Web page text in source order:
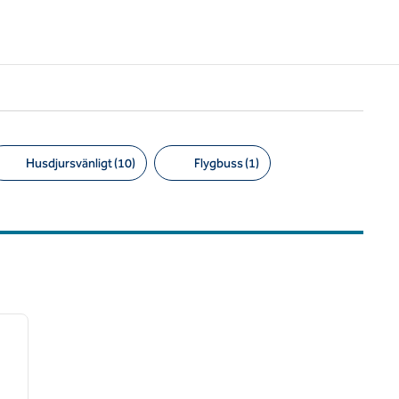
Husdjursvänligt (10) Flygbuss (1)
nästa bild